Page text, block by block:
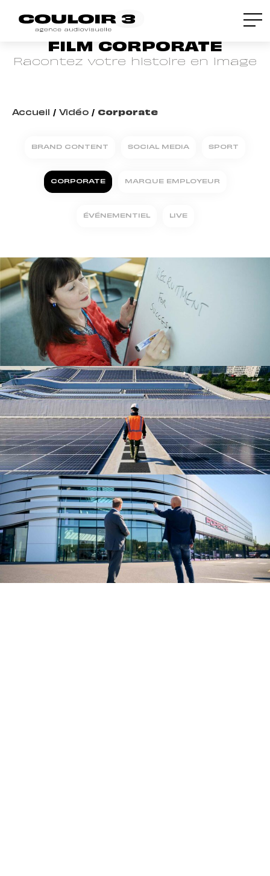
FILM CORPORATE
Racontez votre histoire en image
Accueil / Vidéo / Corporate
BRAND CONTENT SOCIAL MEDIA SPORT
CORPORATE MARQUE EMPLOYEUR
ÉVÉNEMENTIEL LIVE